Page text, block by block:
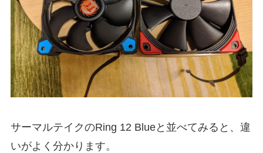
サーマルテイクのRing 12 Blueと並べてみると、違
いがよく分かります。